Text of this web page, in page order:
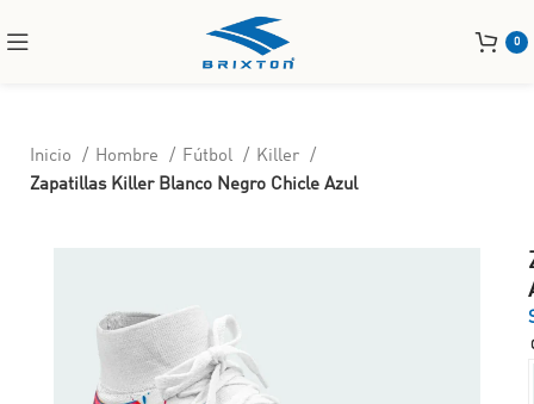
0
Inicio Hombre Fútbol
Killer
Zapatillas Killer Blanco Negro Chicle Azul